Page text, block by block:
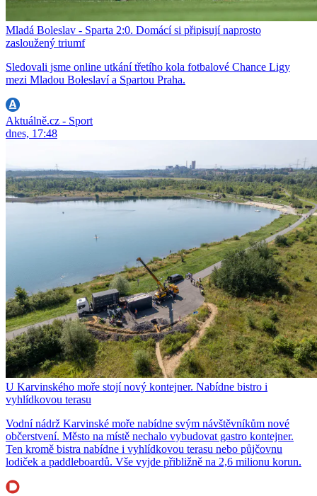
Mladá Boleslav - Sparta 2:0. Domácí si připisují naprosto
zasloužený triumf
Sledovali jsme online utkání třetího kola fotbalové Chance Ligy
mezi Mladou Boleslaví a Spartou Praha.
Aktuálně.cz - Sport
dnes, 17:48
U Karvinského moře stojí nový kontejner. Nabídne bistro i
vyhlídkovou terasu
Vodní nádrž Karvinské moře nabídne svým návštěvníkům nové
občerstvení. Město na místě nechalo vybudovat gastro kontejner.
Ten kromě bistra nabídne i vyhlídkovou terasu nebo půjčovnu
lodiček a paddleboardů. Vše vyjde přibližně na 2,6 milionu korun.